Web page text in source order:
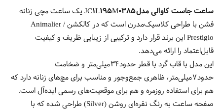
ساعت جاست کاوالی مدل JC1L195M0385
یک ساعت مچی زنانه
فشن با طراحی کلاسیک‌مدرن است که در کالکشن Animalier /
Prestigio این برند قرار دارد و ترکیبی از زیبایی ظریف و کیفیت
قابل‌اعتماد را ارائه می‌دهد.
این مدل با قاب گرد با قطر حدود 34 میلی‌متر و ضخامت
حدود 7 میلی‌متر، ظاهری جمع‌وجور و مناسب برای مچ‌های زنانه دارد که
هم برای استفاده روزمره و هم برای موقعیت‌های رسمی ایده‌آل است.
صفحه ساعت به رنگ نقره‌ای روشن (Silver) طراحی شده که با